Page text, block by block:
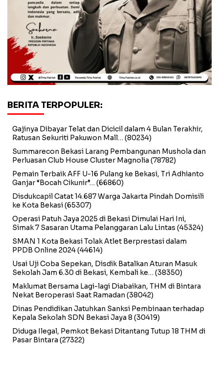
BERITA TERPOPULER:
Gajinya Dibayar Telat dan Dicicil dalam 4 Bulan Terakhir,
Ratusan Sekuriti Pakuwon Mall… (80234)
Summarecon Bekasi Larang Pembangunan Mushola dan
Perluasan Club House Cluster Magnolia (78782)
Pemain Terbaik AFF U-16 Pulang ke Bekasi, Tri Adhianto
Ganjar “Bocah Cikunir”… (66860)
Disdukcapil Catat 14.687 Warga Jakarta Pindah Domisili
ke Kota Bekasi(65307)
Operasi Patuh Jaya 2025 di Bekasi Dimulai Hari Ini,
Simak 7 Sasaran Utama Pelanggaran Lalu Lintas (45324)
SMAN 1 Kota Bekasi Tolak Atlet Berprestasi dalam
PPDB Online 2024(44614)
Usai Uji Coba Sepekan, Disdik Batalkan Aturan Masuk
Sekolah Jam 6.30 di Bekasi, Kembali ke… (38350)
Maklumat Bersama Lagi-lagi Diabaikan, THM di Bintara
Nekat Beroperasi Saat Ramadan (38042)
Dinas Pendidikan Jatuhkan Sanksi Pembinaan terhadap
Kepala Sekolah SDN Bekasi Jaya 8 (30419)
Diduga Ilegal, Pemkot Bekasi Ditantang Tutup 18 THM di
Pasar Bintara (27322)